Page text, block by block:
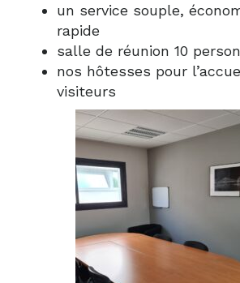
un service souple,
rapide
salle de réunion 10
nos hôtesses pour
visiteurs